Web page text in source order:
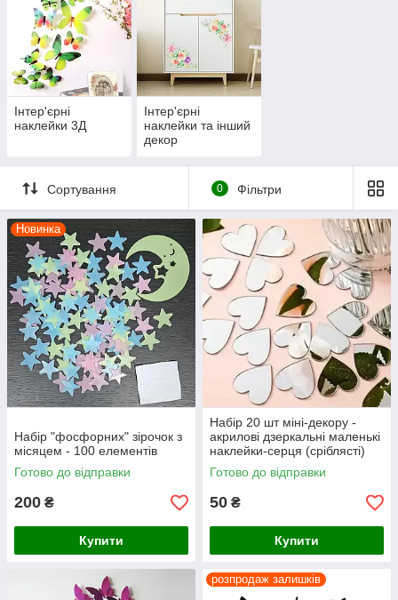
Інтер'єрні
наклейки 3Д
Інтер'єрні
наклейки та інший
декор
Сортування 0 Фільтри
Новинка
Набір "фосфорних" зірочок з
місяцем - 100 елементів
Готово до відправки
200 ₴
Купити
Набір 20 шт міні-декору -
акрилові дзеркальні маленькі
наклейки-серця (сріблясті)
Готово до відправки
50 ₴
Купити
розпродаж залишків